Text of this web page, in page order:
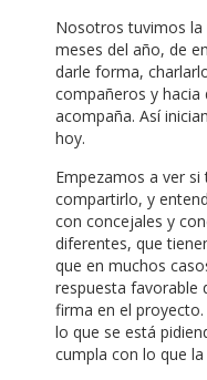
Nosotros tuvimos la
meses del año, de
darle forma,
compañeros y
acompaña. Así
hoy.
Empezamos a ver
compartirlo, y
con concejales y
diferentes, que
que en muchos
respuesta favorable
firma en el
lo que se está
cumpla con lo que la